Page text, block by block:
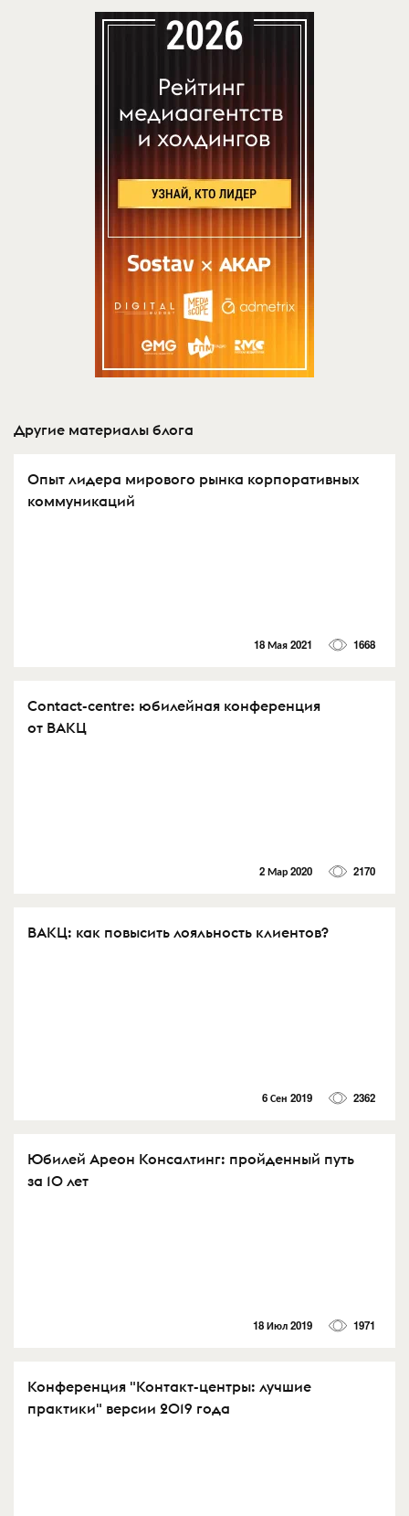
Другие материалы блога
Опыт лидера мирового рынка корпоративных
коммуникаций
18 Мая 2021 1668
Contact-centre: юбилейная конференция
от ВАКЦ
2 Мар 2020 2170
ВАКЦ: как повысить лояльность клиентов?
6 Сен 2019 2362
Юбилей Ареон Консалтинг: пройденный путь
за 10 лет
18 Июл 2019 1971
Конференция "Контакт-центры: лучшие
практики" версии 2019 года